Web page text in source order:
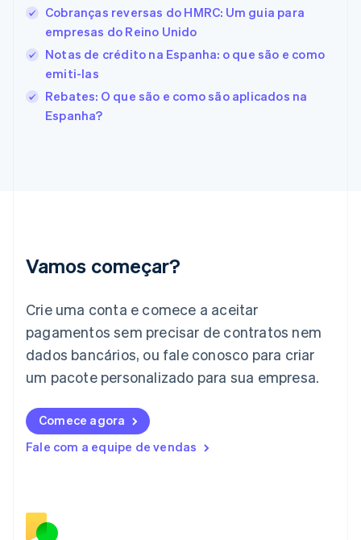
Cobranças reversas do HMRC: Um guia para
empresas do Reino Unido
Notas de crédito na Espanha: o que são e como
emiti-las
Rebates: O que são e como são aplicados na
Espanha?
Vamos começar?
Crie uma conta e comece a aceitar
pagamentos sem precisar de contratos nem
dados bancários, ou fale conosco para criar
um pacote personalizado para sua empresa.
Comece agora
Fale com a equipe de vendas
EnglishEspañol简体中文
Estônia
English
Finlândia
English Svenska
França
English
Gibraltar
English
Italiano English
日本語English
Letônia
Liechtenstein
Lituânia
English
Luxemburgo
English